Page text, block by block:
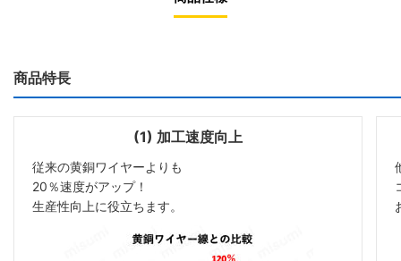
商品特長
(1) 加工速度向上
従来の黄銅ワイヤーよりも
20％速度がアップ！
生産性向上に役立ちます。